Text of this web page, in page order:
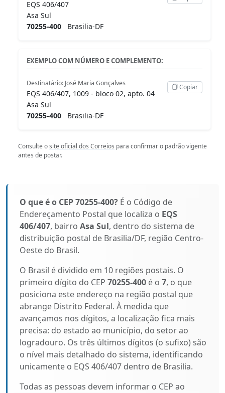
EQS 406/407
Asa Sul
70255-400 Brasilia-DF
EXEMPLO COM NÚMERO E COMPLEMENTO:
Destinatário: José Maria Gonçalves
EQS 406/407, 1009 - bloco 02, apto. 04
Asa Sul
70255-400 Brasilia-DF
Copiar
Consulte osite oficial dos Correios para confirmar o padrão vigente
antes de postar.
O que é o CEP 70255-400? É o Código de
Endereçamento Postal que localiza o EQS
406/407, bairro Asa Sul, dentro do sistema de
distribuição postal de Brasilia/DF, região Centro-
Oeste do Brasil.
O Brasil é dividido em 10 regiões postais. O
primeiro dígito do CEP 70255-400 é o 7, o que
posiciona este endereço na região postal que
abrange Distrito Federal. À medida que
avançamos nos dígitos, a localização fica mais
precisa: do estado ao município, do setor ao
logradouro. Os três últimos dígitos (o sufixo) são
o nível mais detalhado do sistema, identificando
unicamente o EQS 406/407 dentro de Brasilia.
Todas as pessoas devem informar o CEP ao